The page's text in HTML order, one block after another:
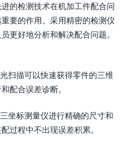
的检测技术在机加工件配合问
要的作用。采用精密的检测仪
更好地分析和解决配合问题。
扫描可以快速获得零件的三维
配合误差诊断。
坐标测量仪进行精确的尺寸和
过程中不出现误差积累。